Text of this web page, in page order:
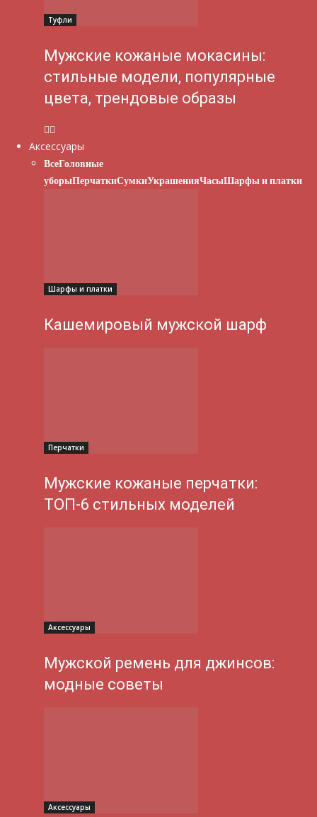
Туфли
Мужские кожаные мокасины:
стильные модели, популярные
цвета, трендовые образы
Аксессуары
ВсеГоловные
уборыПерчаткиСумкиУкрашенияЧасыШарфы и платки
Шарфы и платки
Кашемировый мужской шарф
Перчатки
Мужские кожаные перчатки:
ТОП-6 стильных моделей
Аксессуары
Мужской ремень для джинсов:
модные советы
Аксессуары